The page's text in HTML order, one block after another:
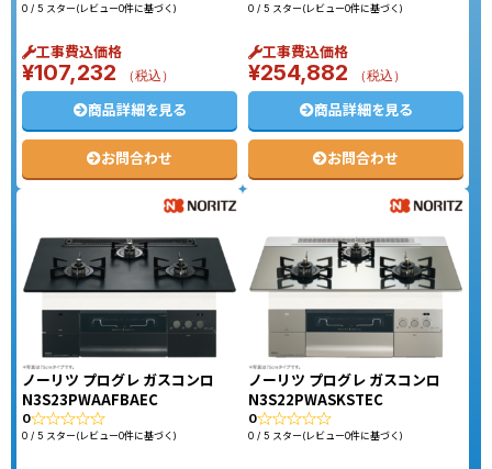
0 / 5 スター(レビュー0件に基づく)
工事費込価格
¥107,232 （税込）
商品詳細を見る
お問合わせ
0 / 5 スター(レビュー0件に基づく)
工事費込価格
¥254,882 （税込）
商品詳細を見る
お問合わせ
ノーリツ プログレ ガスコンロ
N3S23PWAAFBAEC
0
0 / 5 スター(レビュー0件に基づく)
ノーリツ プログレ ガスコンロ
N3S22PWASKSTEC
0
0 / 5 スター(レビュー0件に基づく)